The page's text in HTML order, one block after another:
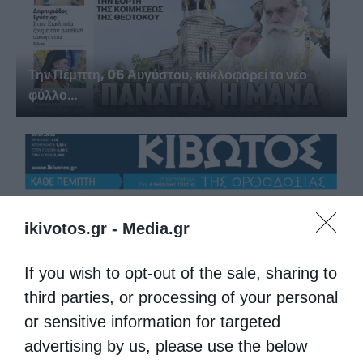
ikivotos.gr - Media.gr
If you wish to opt-out of the sale, sharing to
third parties, or processing of your personal
or sensitive information for targeted
advertising by us, please use the below
Την Πέμπτη, 06 Αυγύστου, κυκλοφορεί το νέο
φύλλο...
Την Πέμπτη, 30 Ιουλίου, κυκλοφορεί το νέο
φύλλο...